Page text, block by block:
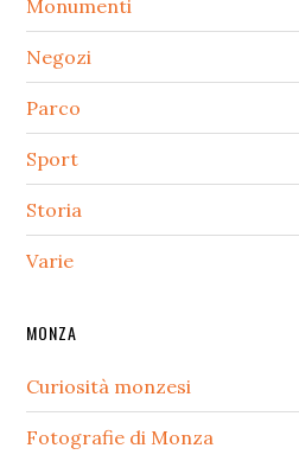
Monumenti
Negozi
Parco
Sport
Storia
Varie
MONZA
Curiosità monzesi
Fotografie di Monza